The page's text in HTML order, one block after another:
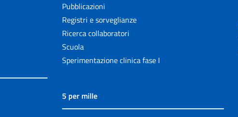
Pubblicazioni
Registri e sorveglianze
Ricerca collaboratori
Scuola
Sperimentazione clinica fase I
5 per mille